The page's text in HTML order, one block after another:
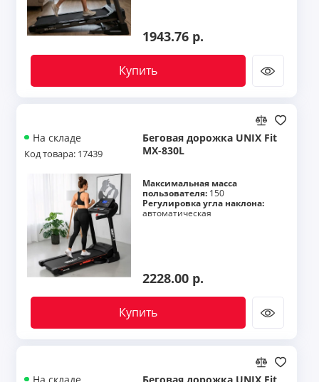
1943.76 р.
Купить
На складе
Код товара: 17439
Беговая дорожка UNIX Fit
MX-830L
Максимальная масса
пользователя: 150
Регулировка угла наклона:
автоматическая
2228.00 р.
Купить